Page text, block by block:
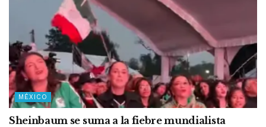
MÉXICO
Sheinbaum se suma a la fiebre mundialista